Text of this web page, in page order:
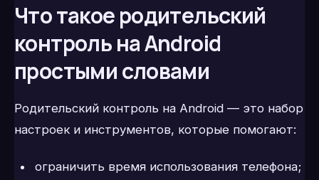
Что такое родительский
контроль на Android
простыми словами
Родительский контроль на Android — это набор
настроек и инструментов, которые помогают:
ограничить время использования телефона;